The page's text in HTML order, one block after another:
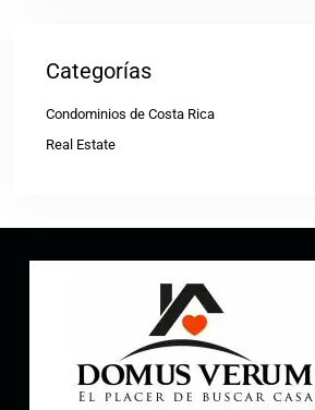
Categorías
Condominios de Costa Rica
Real Estate